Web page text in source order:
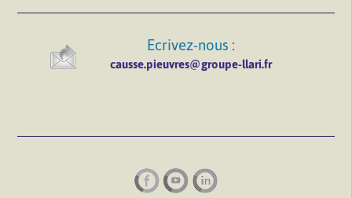
Ecrivez-nous :
causse.pieuvres@groupe-llari.fr